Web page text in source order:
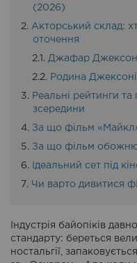
(2026)
Акторський склад:
оточення
Джафар Джексон
Родина
Реальні рейтинги та
зсередини
За що фільм
За що фільм
Ідеальний сет під
Чи варто дивитися
Індустрія байопіків
стандарту: береться
ностальгії,